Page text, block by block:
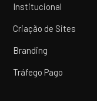
Institucional
Criação de Sites
Branding
Tráfego Pago